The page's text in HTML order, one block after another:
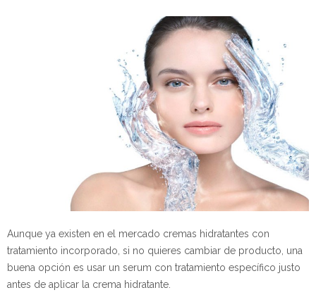
Aunque ya existen en el mercado cremas hidratantes con
tratamiento incorporado, si no quieres cambiar de producto, una
buena opción es usar un serum con tratamiento específico justo
antes de aplicar la crema hidratante.